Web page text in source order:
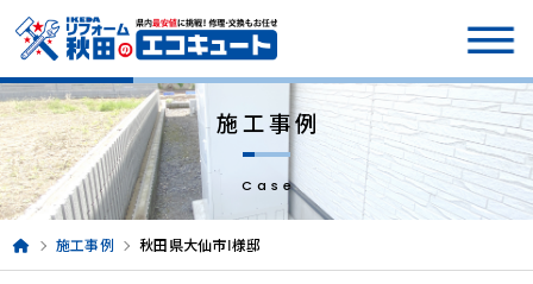
施工事例
Case
施工事例 秋田県大仙市Ⅰ様邸